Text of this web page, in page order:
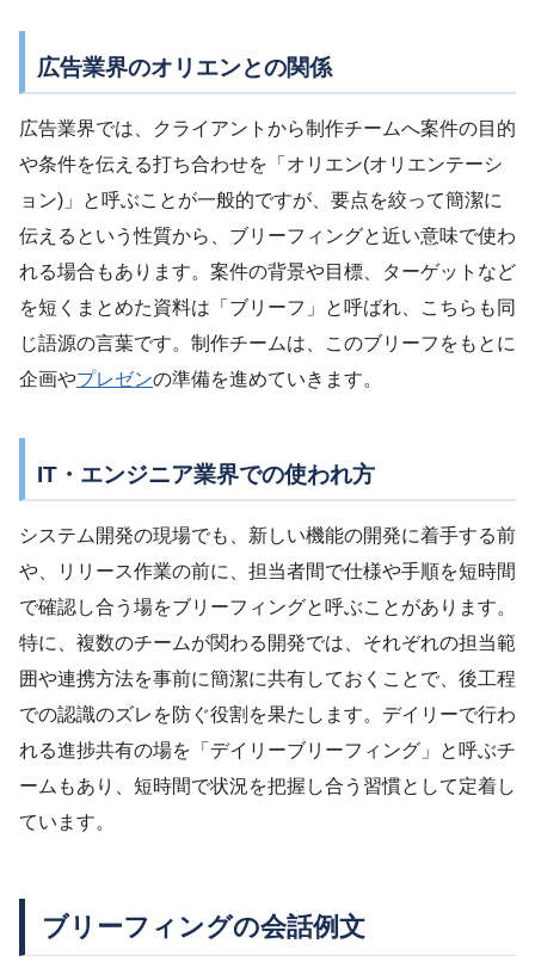
広告業界のオリエンとの関係
広告業界では、クライアントから制作チームへ案件の目的
や条件を伝える打ち合わせを「オリエン(オリエンテーシ
ョン)」と呼ぶことが一般的ですが、要点を絞って簡潔に
伝えるという性質から、ブリーフィングと近い意味で使わ
れる場合もあります。案件の背景や目標、ターゲットなど
を短くまとめた資料は「ブリーフ」と呼ばれ、こちらも同
じ語源の言葉です。制作チームは、このブリーフをもとに
企画やプレゼンの準備を進めていきます。
IT・エンジニア業界での使われ方
システム開発の現場でも、新しい機能の開発に着手する前
や、リリース作業の前に、担当者間で仕様や手順を短時間
で確認し合う場をブリーフィングと呼ぶことがあります。
特に、複数のチームが関わる開発では、それぞれの担当範
囲や連携方法を事前に簡潔に共有しておくことで、後工程
での認識のズレを防ぐ役割を果たします。デイリーで行わ
れる進捗共有の場を「デイリーブリーフィング」と呼ぶチ
ームもあり、短時間で状況を把握し合う習慣として定着し
ています。
ブリーフィングの会話例文